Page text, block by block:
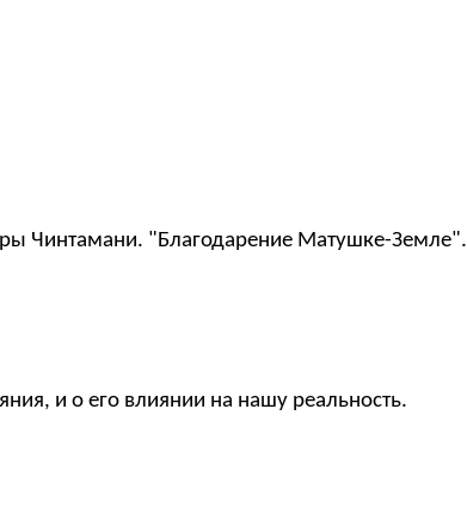
Чинтамани. "Благодарение Матушке-Земле".
и о его влиянии на нашу реальность.